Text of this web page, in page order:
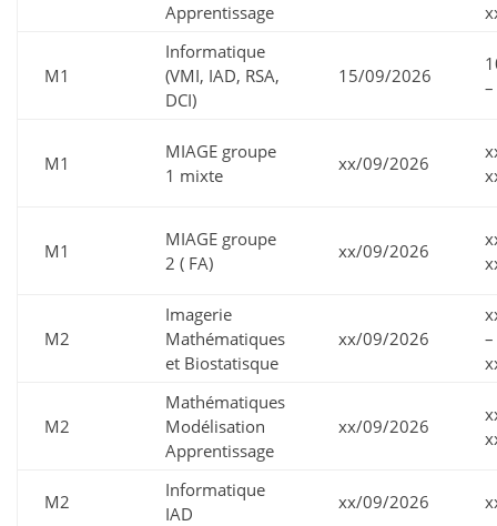
Apprentissage
M1
Informatique
(VMI, IAD, RSA,
DCI)
15/09/2026
M1
MIAGE groupe
1 mixte
xx/09/2026
M1
MIAGE groupe
2 ( FA)
xx/09/2026
M2
Imagerie
Mathématiques
et Biostatisque
xx/09/2026
–
M2
Mathématiques
Modélisation
Apprentissage
xx/09/2026
M2
Informatique
IAD
xx/09/2026